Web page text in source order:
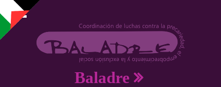
Pasar al contenido principal
Baladre